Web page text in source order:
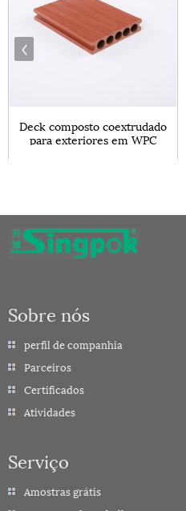
Deck composto coextrudado
para exteriores em WPC
Sobre nós
perfil de companhia
Parceiros
Certificados
Atividades
Serviço
Amostras grátis